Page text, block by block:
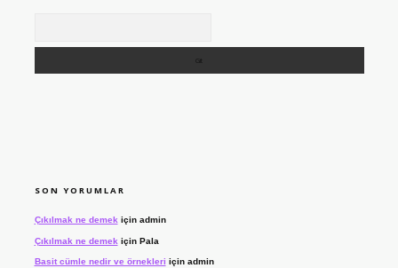
SON YORUMLAR
Çıkılmak ne demek için admin
Çıkılmak ne demek için Pala
Basit cümle nedir ve örnekleri için admin